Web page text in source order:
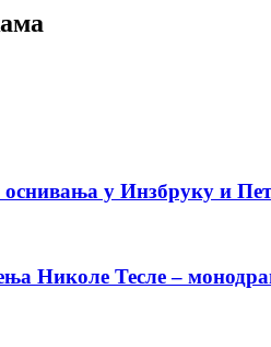
у Инзбруку и
Николе Тесле –